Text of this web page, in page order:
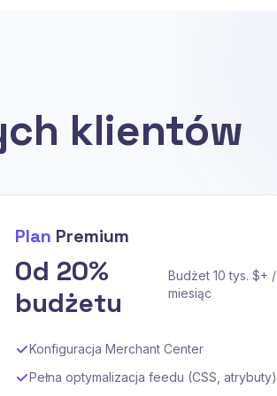
klientów
Plan Premium
Od 20%
budżetu
Budżet 10 tys. $+ /
miesiąc
Konfiguracja Merchant Center
Pełna optymalizacja feedu (CSS, atrybuty)